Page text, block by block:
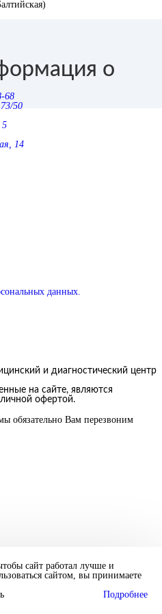
о
68
50
5
14
данных.
и диагностический центр
на сайте, являются
офертой.
обязательно Вам перезвоним
сайт работал лучше и
сайтом, вы принимаете
Подробнее